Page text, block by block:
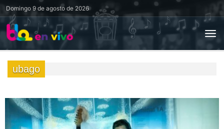
Domingo 9 de agosto de 2026
ubago